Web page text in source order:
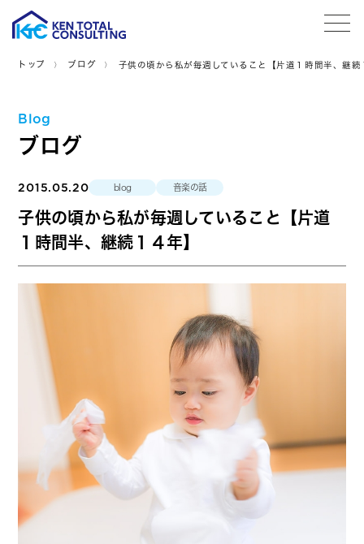
トップ ブログ 子供の頃から私が毎週していること【片道１時間半、継続
Blog
ブログ
2015.05.20 blog 音楽の話
子供の頃から私が毎週していること【片道
１時間半、継続１４年】